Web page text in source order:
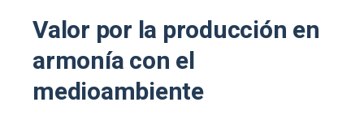
Valor por la producción en
armonía con el
medioambiente